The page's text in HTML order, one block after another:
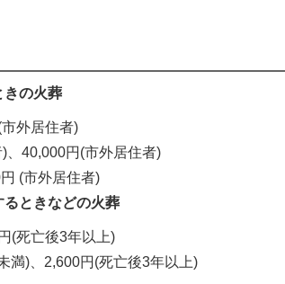
きの火葬
外居住者)
、40,000円(市外居住者)
(市外居住者)
ときなどの火葬
(死亡後3年以上)
満)、2,600円(死亡後3年以上)